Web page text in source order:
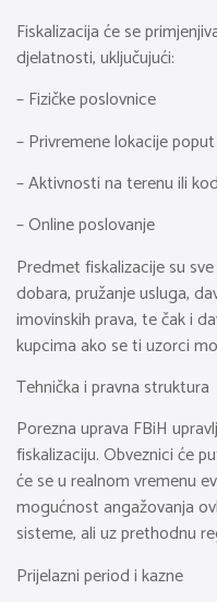
Fiskalizacija će se
djelatnosti, uključujući:
– Fizičke poslovnice
– Privremene lokacije
– Aktivnosti na terenu ili
– Online poslovanje
Predmet fiskalizacije su
dobara, pružanje usluga,
imovinskih prava, te čak i
kupcima ako se ti uzorci
Tehnička i pravna struktura
Porezna uprava FBiH
fiskalizaciju. Obveznici će
će se u realnom vremenu
mogućnost angažovanja
sisteme, ali uz prethodnu
Prijelazni period i kazne